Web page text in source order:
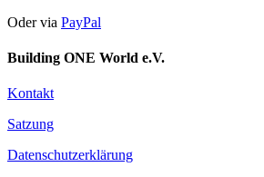
Oder via PayPal
Building ONE World e.V.
Kontakt
Satzung
Datenschutzerklärung